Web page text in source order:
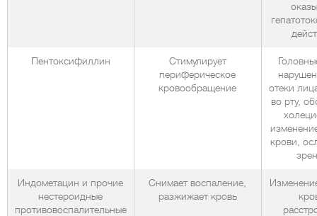
Пентоксифиллин
Стимулирует
периферическое
кровообращение
отеки
во рту,
крови,
Индометацин и прочие
нестероидные
противовоспалительные
Снимает воспаление,
разжижает кровь